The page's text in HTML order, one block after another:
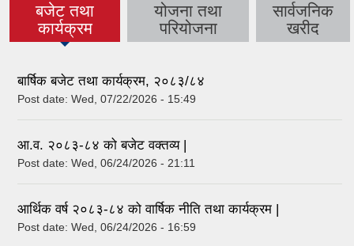
बजेट तथा
कार्यक्रम
(active tab)
योजना तथा
परियोजना
सार्वजनिक
खरीद
बार्षिक बजेट तथा कार्यक्रम, २०८३/८४
Post date: Wed, 07/22/2026 - 15:49
आ.व. २०८३-८४ को बजेट वक्तव्य |
Post date: Wed, 06/24/2026 - 21:11
आर्थिक वर्ष २०८३-८४ को वार्षिक नीति तथा कार्यक्रम |
Post date: Wed, 06/24/2026 - 16:59